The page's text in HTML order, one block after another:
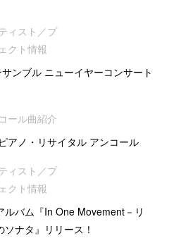
ィスト／プ
クト情報
ンブル ニューイヤーコンサート
ール曲紹介
アノ・リサイタル アンコール
ィスト／プ
クト情報
バム『In One Movement－リ
ナタ』リリース！